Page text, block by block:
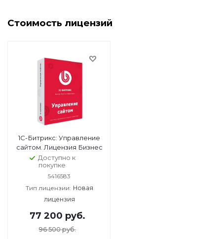
Стоимость лицензий
1С-Битрикс: Управление
сайтом. Лицензия Бизнес
Доступно к
покупке
5416583
Тип лицензии: Новая
лицензия
77 200 руб.
96 500руб.